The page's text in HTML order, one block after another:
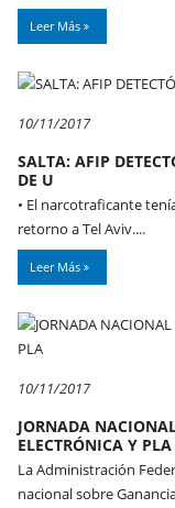
Leer Más
10/11/2017
SALTA: AFIP
DE U
• El narcotraficante
retorno a Tel Aviv....
Leer Más
10/11/2017
JORNADA
ELECTRÓNICA Y PLA
La Administración
nacional sobre